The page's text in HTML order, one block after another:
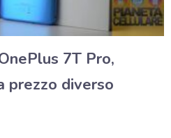
7T Pro,
prezzo diverso